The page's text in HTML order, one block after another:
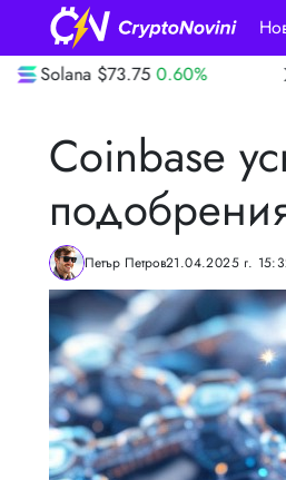
XRP $1.02 -1.90%
Coinbase
Петър Петров21.04.2025 г.